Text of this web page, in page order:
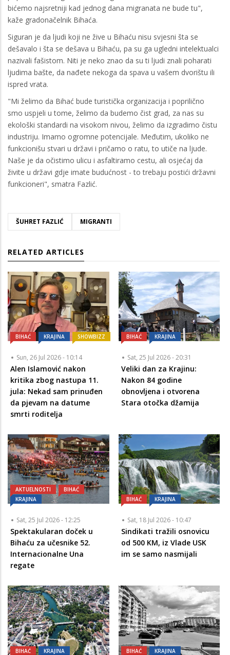
bićemo najsretniji kad jednog dana migranata ne bude tu",
kaže gradonačelnik Bihaća.
Siguran je da ljudi koji ne žive u Bihaću nisu svjesni šta se
dešavalo i šta se dešava u Bihaću, pa su ga ugledni intelektualci
nazivali fašistom. Niti je neko znao da su ti ljudi znali poharati
ljudima bašte, da nađete nekoga da spava u vašem dvorištu ili
ispred vrata.
"Mi želimo da Bihać bude turistička organizacija i poprilično
smo uspjeli u tome, želimo da budemo čist grad, za nas su
ekološki standardi na visokom nivou, želimo da izgradimo čistu
industriju. Imamo ogromne potencijale. Međutim, ukoliko ne
funkcionišu stvari u državi i pričamo o ratu, to utiče na ljude.
Naše je da očistimo ulicu i asfaltiramo cestu, ali osjećaj da
živite u državi gdje imate budućnost - to trebaju postići državni
funkcioneri", smatra Fazlić.
ŠUHRET FAZLIĆ MIGRANTI
RELATED ARTICLES
BIHAĆ KRAJINA SHOWBIZZ
Sun, 26 Jul 2026 - 10:14
Alen Islamović nakon
kritika zbog nastupa 11.
jula: Nekad sam prinuđen
da pjevam na datume
smrti roditelja
BIHAĆ KRAJINA
Sat, 25 Jul 2026 - 20:31
Veliki dan za Krajinu:
Nakon 84 godine
obnovljena i otvorena
Stara otočka džamija
AKTUELNOSTI
BIHAĆ
KRAJINA
Sat, 25 Jul 2026 - 12:25
Spektakularan doček u
Bihaću za učesnike 52.
Internacionalne Una
regate
BIHAĆ KRAJINA
Sat, 18 Jul 2026 - 10:47
Sindikati tražili osnovicu
od 500 KM, iz Vlade USK
im se samo nasmijali
BIHAĆ KRAJINA BIHAĆ KRAJINA